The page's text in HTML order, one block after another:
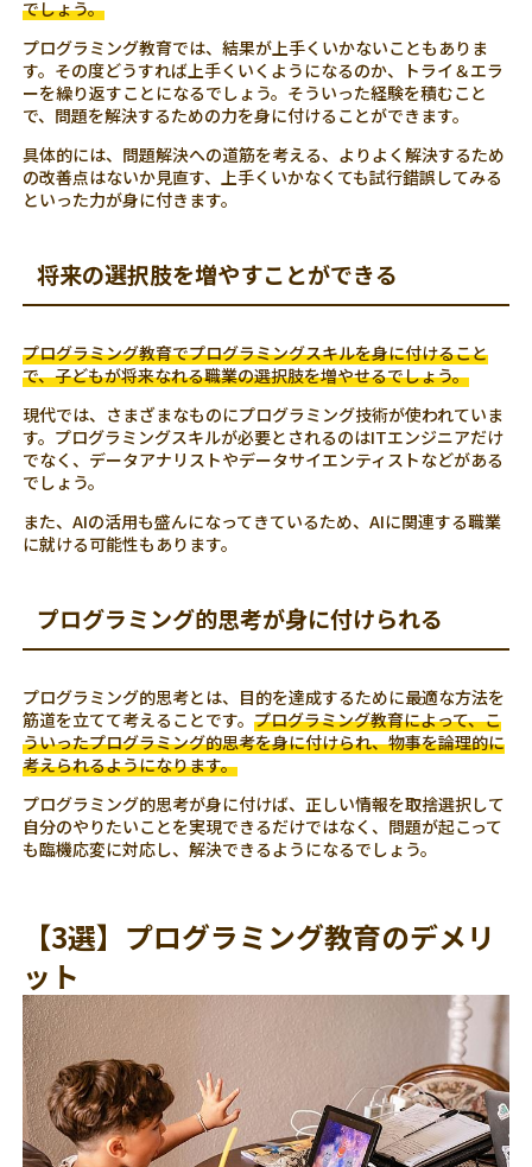
でしょう。
プログラミング教育では、結果が上手くいかないこともありま
す。その度どうすれば上手くいくようになるのか、トライ＆エラ
ーを繰り返すことになるでしょう。そういった経験を積むこと
で、問題を解決するための力を身に付けることができます。
具体的には、問題解決への道筋を考える、よりよく解決するため
の改善点はないか見直す、上手くいかなくても試行錯誤してみる
といった力が身に付きます。
将来の選択肢を増やすことができる
プログラミング教育でプログラミングスキルを身に付けること
で、子どもが将来なれる職業の選択肢を増やせるでしょう。
現代では、さまざまなものにプログラミング技術が使われていま
す。プログラミングスキルが必要とされるのはITエンジニアだけ
でなく、データアナリストやデータサイエンティストなどがある
でしょう。
また、AIの活用も盛んになってきているため、AIに関連する職業
に就ける可能性もあります。
プログラミング的思考が身に付けられる
プログラミング的思考とは、目的を達成するために最適な方法を
筋道を立てて考えることです。プログラミング教育によって、こ
ういったプログラミング的思考を身に付けられ、物事を論理的に
考えられるようになります。
プログラミング的思考が身に付けば、正しい情報を取捨選択して
自分のやりたいことを実現できるだけではなく、問題が起こって
も臨機応変に対応し、解決できるようになるでしょう。
【3選】プログラミング教育のデメリ
ット